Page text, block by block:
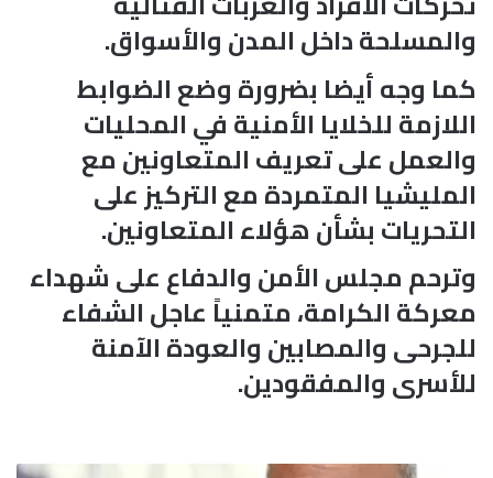
والمسلحة داخل المدن والأسواق.
كما وجه أيضا بضرورة وضع الضوابط
اللازمة للخلايا الأمنية في المحليات
والعمل على تعريف المتعاونين مع
المليشيا المتمردة مع التركيز على
التحريات بشأن هؤلاء المتعاونين.
وترحم مجلس الأمن والدفاع على شهداء
معركة الكرامة، متمنياً عاجل الشفاء
للجرحى والمصابين والعودة الآمنة
للأسرى والمفقودين.